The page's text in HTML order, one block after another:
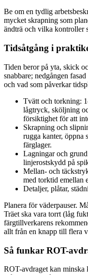
Be om en tydlig
mycket skrapning som
ändträ och vilka kontroller
Tidsåtgång i
Tiden beror på yta, skick
snabbare; nedgången
och vad som påverkar
Tvätt och torkning:
lågtryck, sköljning
försiktighet för att
Skrapning och
rugga kanter, öppna
färglager.
Lagningar och
linjerostskydd på
Mellan- och
med torktid emellan
Detaljer, plåtar,
Planera för väderpauser.
Träet ska vara torrt (låg
färgtillverkarens
allt från en knapp till flera
Så funkar ROT-
ROT-avdraget kan minska